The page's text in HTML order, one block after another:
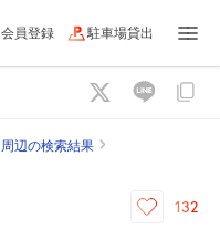
会員登録 駐車場貸出
周辺の検索結果
132